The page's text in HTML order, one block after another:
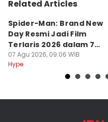
Related Articles
Spider-Man: Brand New
Day Resmi Jadi Film
Terlaris 2026 dalam 7
Hari
07 Agu 2026, 09:06 WIB
Hype